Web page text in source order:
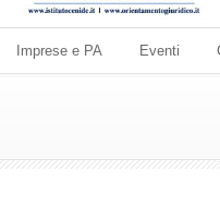
Imprese e PA Eventi